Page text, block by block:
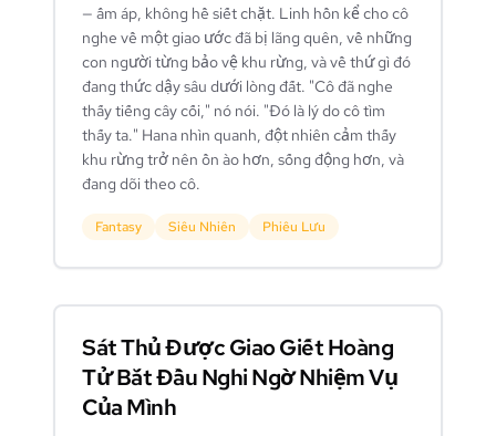
— ấm áp, không hề siết chặt. Linh hồn kể cho cô
nghe về một giao ước đã bị lãng quên, về những
con người từng bảo vệ khu rừng, và về thứ gì đó
đang thức dậy sâu dưới lòng đất. "Cô đã nghe
thấy tiếng cây cối," nó nói. "Đó là lý do cô tìm
thấy ta." Hana nhìn quanh, đột nhiên cảm thấy
khu rừng trở nên ồn ào hơn, sống động hơn, và
đang dõi theo cô.
Fantasy Siêu Nhiên Phiêu Lưu
Sát Thủ Được Giao Giết Hoàng
Tử Bắt Đầu Nghi Ngờ Nhiệm Vụ
Của Mình